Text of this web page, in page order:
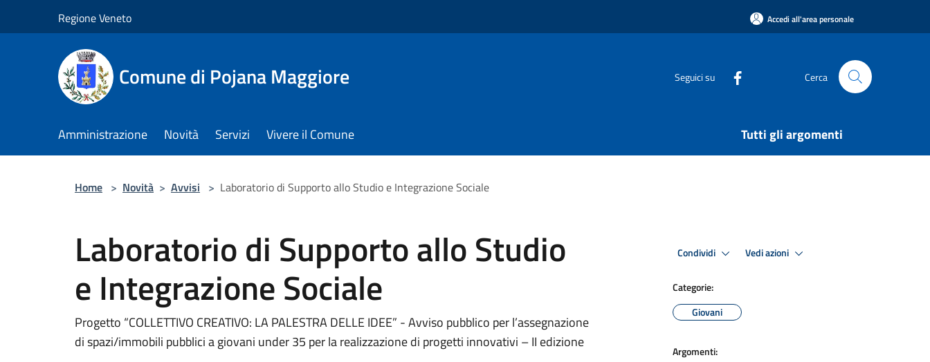
Regione Veneto Accedi all'area personale
Comune di Pojana Maggiore Seguici su Cerca
Amministrazione Novità Servizi Vivere il Comune Tutti gli argomenti
Home > Novità > Avvisi > Laboratorio di Supporto allo Studio e Integrazione Sociale
Laboratorio di Supporto allo Studio
e Integrazione Sociale
Progetto “COLLETTIVO CREATIVO: LA PALESTRA DELLE IDEE” - Avviso pubblico per l’assegnazione
di spazi/immobili pubblici a giovani under 35 per la realizzazione di progetti innovativi – II edizione
Condividi Vedi azioni
Categorie:
Giovani
Argomenti: